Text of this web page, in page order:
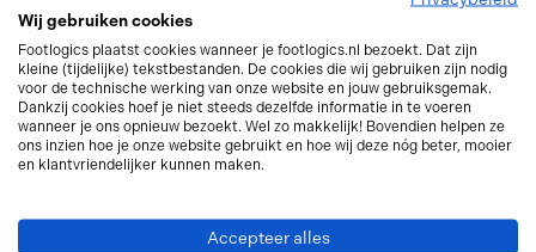
Kunnen inlegzolen helpen bij liespijn*?
Ja, inlegzolen kunnen helpen bij liespijn als de oorzaak ligt in je
voetstand of manier van lopen.
Je voeten vormen de basis van je houding. Als je voet niet goed
knie draait naar binnen, je heup moet bijsturen en de spanning in
Wij gebruiken cookies
Footlogics plaatst cookies wanneer je footlogics.nl bezoekt. Dat zijn
kleine (tijdelijke) tekstbestanden. De cookies die wij gebruiken zijn nodig
voor de technische werking van onze website en jouw gebruiksgemak.
Dankzij cookies hoef je niet steeds dezelfde informatie in te voeren
wanneer je ons opnieuw bezoekt. Wel zo makkelijk! Bovendien helpen ze
ons inzien hoe je onze website gebruikt en hoe wij deze nóg beter, mooier
en klantvriendelijker kunnen maken.
Accepteer alles